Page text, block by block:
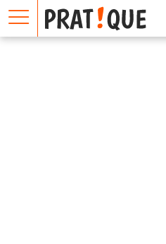
E
m
a